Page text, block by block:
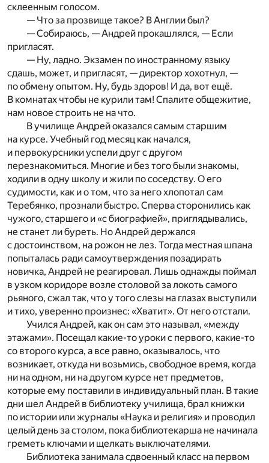
склеенным голосом.
— Что за прозвище такое? В Англии был?
— Собираюсь, — Андрей прокашлялся, — Если
пригласят.
— Ну, ладно. Экзамен по иностранному языку
сдашь, может, и пригласят, — директор хохотнул, —
по обмену опытом. Ну, будь здоров! И да, вот ещё.
В комнатах чтобы не курили там! Спалите общежитие,
нам новое строить не на что.
В училище Андрей оказался самым старшим
на курсе. Учебный год месяц как начался,
и первокурсники успели друг с другом
перезнакомиться. Многие и без того были знакомы,
ходили в одну школу и жили по соседству. О его
судимости, как и о том, что за него хлопотал сам
Теребянко, прознали быстро. Сперва сторонились как
чужого, старшего и «с биографией», приглядывались,
не станет ли буреть. Но Андрей держался
с достоинством, на рожон не лез. Тогда местная шпана
попыталась ради самоутверждения позадирать
новичка, Андрей не реагировал. Лишь однажды поймал
в узком коридоре возле столовой за локоть самого
рьяного, сжал так, что у того слезы на глазах выступили
и тихо, уверенно произнес: «Хватит». От него отстали.
Учился Андрей, как он сам это называл, «между
этажами». Посещал какие-то уроки с первого, какие-то
со второго курса, а все равно, оказывалось, что
возникает, откуда ни возьмись, свободное время, когда
ни на одном, ни на другом курсе нет предметов,
которые ему поставили в индивидуальный план. В такие
дни шел Андрей в библиотеку училища, брал книжки
по истории или журналы «Наука и религия» и проводил
целый день за столом, пока библиотекарша не начинала
греметь ключами и щелкать выключателями.
Библиотека занимала сдвоенный класс на первом